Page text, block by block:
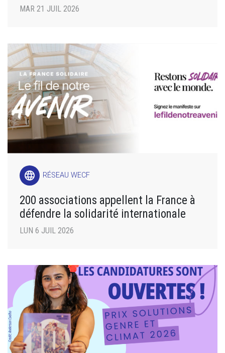
MAR 21 JUIL 2026
language RÉSEAU WECF
200 associations appellent la France à
défendre la solidarité internationale
LUN 6 JUIL 2026